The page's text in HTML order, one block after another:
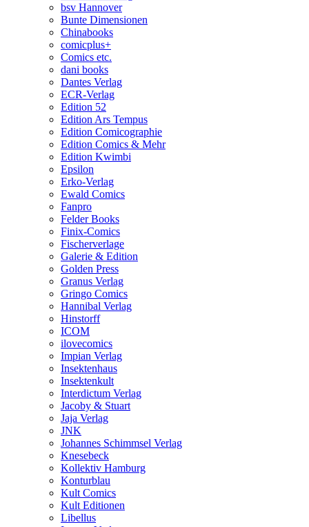
bsv Hannover
Bunte Dimensionen
Chinabooks
comicplus+
Comics etc.
dani books
Dantes Verlag
ECR-Verlag
Edition 52
Edition Ars Tempus
Edition Comicographie
Edition Comics & Mehr
Edition Kwimbi
Epsilon
Erko-Verlag
Ewald Comics
Fanpro
Felder Books
Finix-Comics
Fischerverlage
Galerie & Edition
Golden Press
Granus Verlag
Gringo Comics
Hannibal Verlag
Hinstorff
ICOM
ilovecomics
Impian Verlag
Insektenhaus
Insektenkult
Interdictum Verlag
Jacoby & Stuart
Jaja Verlag
JNK
Johannes Schimmsel Verlag
Knesebeck
Kollektiv Hamburg
Konturblau
Kult Comics
Kult Editionen
Libellus